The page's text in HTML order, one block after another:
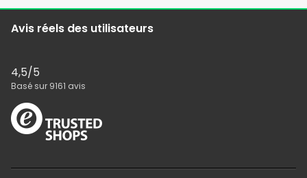
Avis réels des utilisateurs
4,5/5
Basé sur 9161 avis